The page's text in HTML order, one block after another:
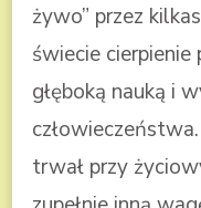
żywo” przez
świecie
głęboką nauką i
trwał przy